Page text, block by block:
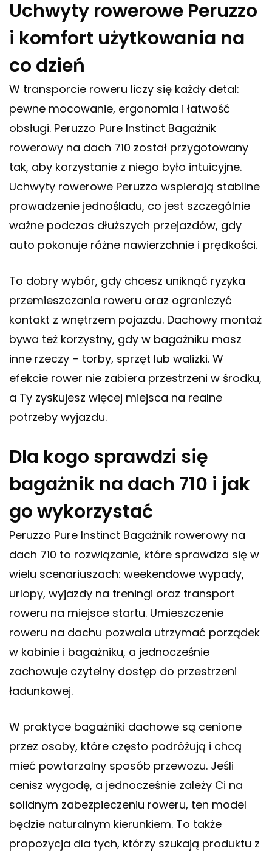
Uchwyty rowerowe Peruzzo
i komfort użytkowania na
co dzień
W transporcie roweru liczy się każdy detal:
pewne mocowanie, ergonomia i łatwość
obsługi. Peruzzo Pure Instinct Bagażnik
rowerowy na dach 710 został przygotowany
tak, aby korzystanie z niego było intuicyjne.
Uchwyty rowerowe Peruzzo wspierają stabilne
prowadzenie jednośladu, co jest szczególnie
ważne podczas dłuższych przejazdów, gdy
auto pokonuje różne nawierzchnie i prędkości.
To dobry wybór, gdy chcesz uniknąć ryzyka
przemieszczania roweru oraz ograniczyć
kontakt z wnętrzem pojazdu. Dachowy montaż
bywa też korzystny, gdy w bagażniku masz
inne rzeczy – torby, sprzęt lub walizki. W
efekcie rower nie zabiera przestrzeni w środku,
a Ty zyskujesz więcej miejsca na realne
potrzeby wyjazdu.
Dla kogo sprawdzi się
bagażnik na dach 710 i jak
go wykorzystać
Peruzzo Pure Instinct Bagażnik rowerowy na
dach 710 to rozwiązanie, które sprawdza się w
wielu scenariuszach: weekendowe wypady,
urlopy, wyjazdy na treningi oraz transport
roweru na miejsce startu. Umieszczenie
roweru na dachu pozwala utrzymać porządek
w kabinie i bagażniku, a jednocześnie
zachowuje czytelny dostęp do przestrzeni
ładunkowej.
W praktyce bagażniki dachowe są cenione
przez osoby, które często podróżują i chcą
mieć powtarzalny sposób przewozu. Jeśli
cenisz wygodę, a jednocześnie zależy Ci na
solidnym zabezpieczeniu roweru, ten model
będzie naturalnym kierunkiem. To także
propozycja dla tych, którzy szukają produktu z